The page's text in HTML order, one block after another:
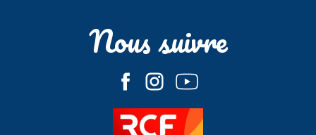
Nous suivre